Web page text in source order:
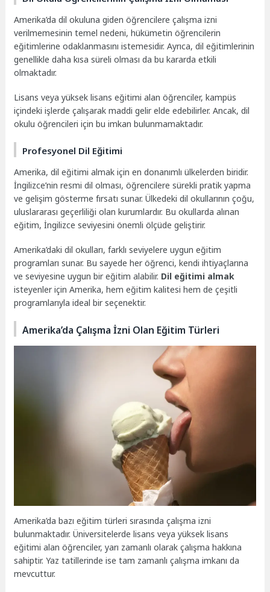
Amerika’da dil okuluna giden öğrencilere çalışma izni
verilmemesinin temel nedeni, hükümetin öğrencilerin
eğitimlerine odaklanmasını istemesidir. Ayrıca, dil eğitimlerinin
genellikle daha kısa süreli olması da bu kararda etkili
olmaktadır.
Lisans veya yüksek lisans eğitimi alan öğrenciler, kampüs
içindeki işlerde çalışarak maddi gelir elde edebilirler. Ancak, dil
okulu öğrencileri için bu imkan bulunmamaktadır.
Profesyonel Dil Eğitimi
Amerika, dil eğitimi almak için en donanımlı ülkelerden biridir.
İngilizce’nin resmi dil olması, öğrencilere sürekli pratik yapma
ve gelişim gösterme fırsatı sunar. Ülkedeki dil okullarının çoğu,
uluslararası geçerliliği olan kurumlardır. Bu okullarda alınan
eğitim, İngilizce seviyesini önemli ölçüde geliştirir.
Amerika’daki dil okulları, farklı seviyelere uygun eğitim
programları sunar. Bu sayede her öğrenci, kendi ihtiyaçlarına
ve seviyesine uygun bir eğitim alabilir. Dil eğitimi almak
isteyenler için Amerika, hem eğitim kalitesi hem de çeşitli
programlarıyla ideal bir seçenektir.
Amerika’da Çalışma İzni Olan Eğitim Türleri
Amerika’da bazı eğitim türleri sırasında çalışma izni
bulunmaktadır. Üniversitelerde lisans veya yüksek lisans
eğitimi alan öğrenciler, yarı zamanlı olarak çalışma hakkına
sahiptir. Yaz tatillerinde ise tam zamanlı çalışma imkanı da
mevcuttur.